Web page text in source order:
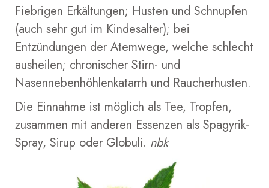
Fiebrigen Erkältungen; Husten und Schnupfen
(auch sehr gut im Kindesalter); bei
Entzündungen der Atemwege, welche schlecht
ausheilen; chronischer Stirn- und
Nasennebenhöhlenkatarrh und Raucherhusten.
Die Einnahme ist möglich als Tee, Tropfen,
zusammen mit anderen Essenzen als Spagyrik-
Spray, Sirup oder Globuli. nbk